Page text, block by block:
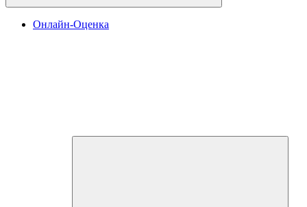
Онлайн-Оценка